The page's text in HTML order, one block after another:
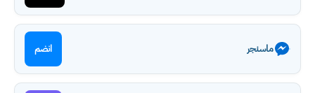
ماسنجر انضم